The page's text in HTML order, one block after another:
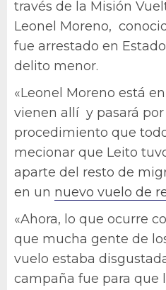
través de la Misión
Leonel Moreno,
fue arrestado en
delito menor.
«Leonel Moreno está
vienen allí y pasará
procedimiento que
mecionar que Leito
aparte del resto de
en un nuevo vuelo de
«Ahora, lo que ocurre
que mucha gente de
vuelo estaba
campaña fue para que